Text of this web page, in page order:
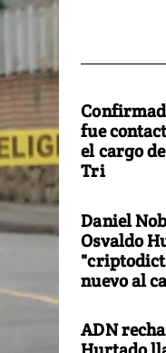
fue
el cargo
Tri
Daniel
Osvaldo
nuevo al
ADN